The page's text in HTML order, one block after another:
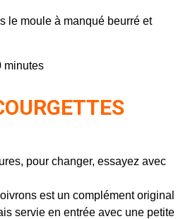
le moule à manqué beurré et
minutes
pour changer, essayez avec
est un complément original
servie en entrée avec une petite